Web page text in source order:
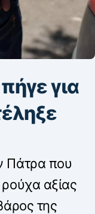
για
Πάτρα που
αξίας
της